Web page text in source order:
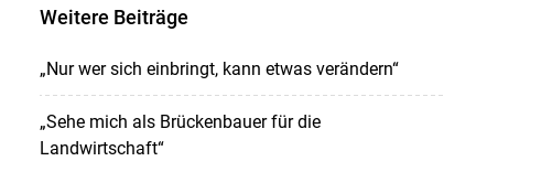
Weitere Beiträge
„Nur wer sich einbringt, kann etwas verändern“
„Sehe mich als Brückenbauer für die
Landwirtschaft“